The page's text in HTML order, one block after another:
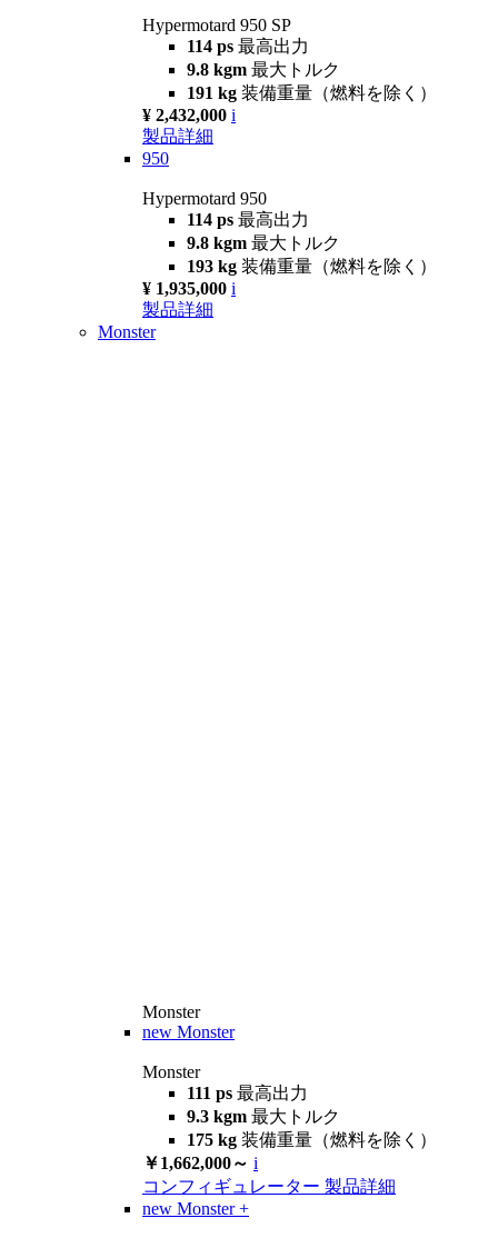
Hypermotard 950 SP
114 ps 最高出力
9.8 kgm 最大トルク
191 kg 装備重量（燃料を除く）
¥ 2,432,000 i
製品詳細
950
Hypermotard 950
114 ps 最高出力
9.8 kgm 最大トルク
193 kg 装備重量（燃料を除く）
¥ 1,935,000 i
製品詳細
Monster
Monster
new Monster
Monster
111 ps 最高出力
9.3 kgm 最大トルク
175 kg 装備重量（燃料を除く）
￥1,662,000～ i
コンフィギュレーター 製品詳細
new Monster +